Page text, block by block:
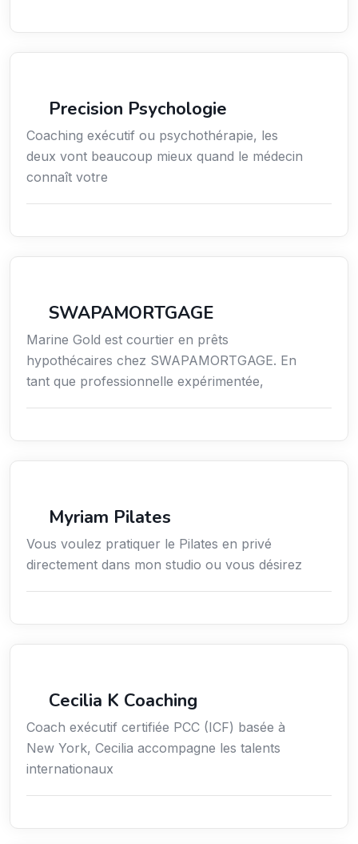
Precision Psychologie
Coaching exécutif ou psychothérapie, les
deux vont beaucoup mieux quand le médecin
connaît votre
SWAPAMORTGAGE
Marine Gold est courtier en prêts
hypothécaires chez SWAPAMORTGAGE. En
tant que professionnelle expérimentée,
Myriam Pilates
Vous voulez pratiquer le Pilates en privé
directement dans mon studio ou vous désirez
Cecilia K Coaching
Coach exécutif certifiée PCC (ICF) basée à
New York, Cecilia accompagne les talents
internationaux